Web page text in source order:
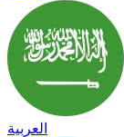
العربية